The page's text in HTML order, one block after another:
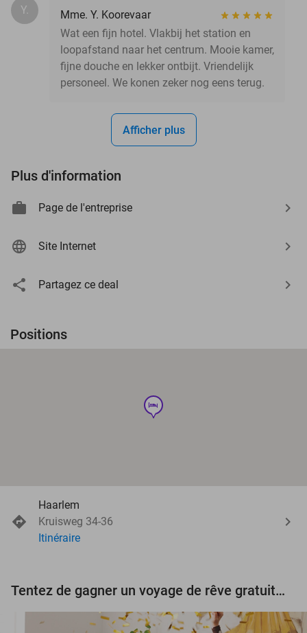
Y.
Mme. Y. Koorevaar
Wat een fijn hotel. Vlakbij het station en
loopafstand naar het centrum. Mooie kamer,
fijne douche en lekker ontbijt. Vriendelijk
personeel. We konen zeker nog eens terug.
Afficher plus
Plus d'information
Page de l'entreprise
Site Internet
Partagez ce deal
Positions
hotel
Haarlem
Kruisweg 34-36
Itinéraire
Tentez de gagner un voyage de rêve gratuit d'une valeur de 3.000 € !